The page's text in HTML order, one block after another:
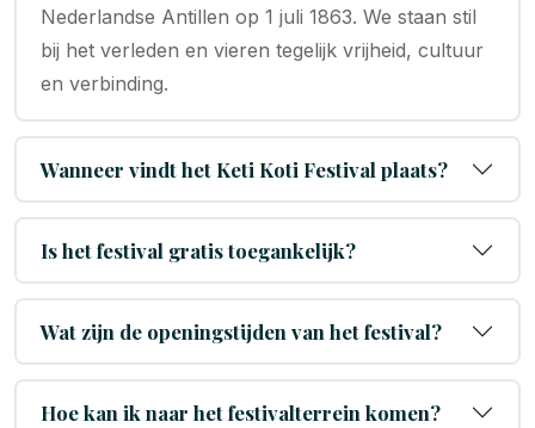
Nederlandse Antillen op 1 juli 1863. We staan stil
bij het verleden en vieren tegelijk vrijheid, cultuur
en verbinding.
Wanneer vindt het Keti Koti Festival plaats?
Is het festival gratis toegankelijk?
Wat zijn de openingstijden van het festival?
Hoe kan ik naar het festivalterrein komen?